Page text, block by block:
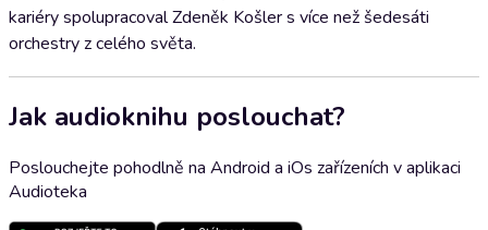
kariéry spolupracoval Zdeněk Košler s více než šedesáti
orchestry z celého světa.
Jak audioknihu poslouchat?
Poslouchejte pohodlně na Android a iOs zařízeních v aplikaci
Audioteka